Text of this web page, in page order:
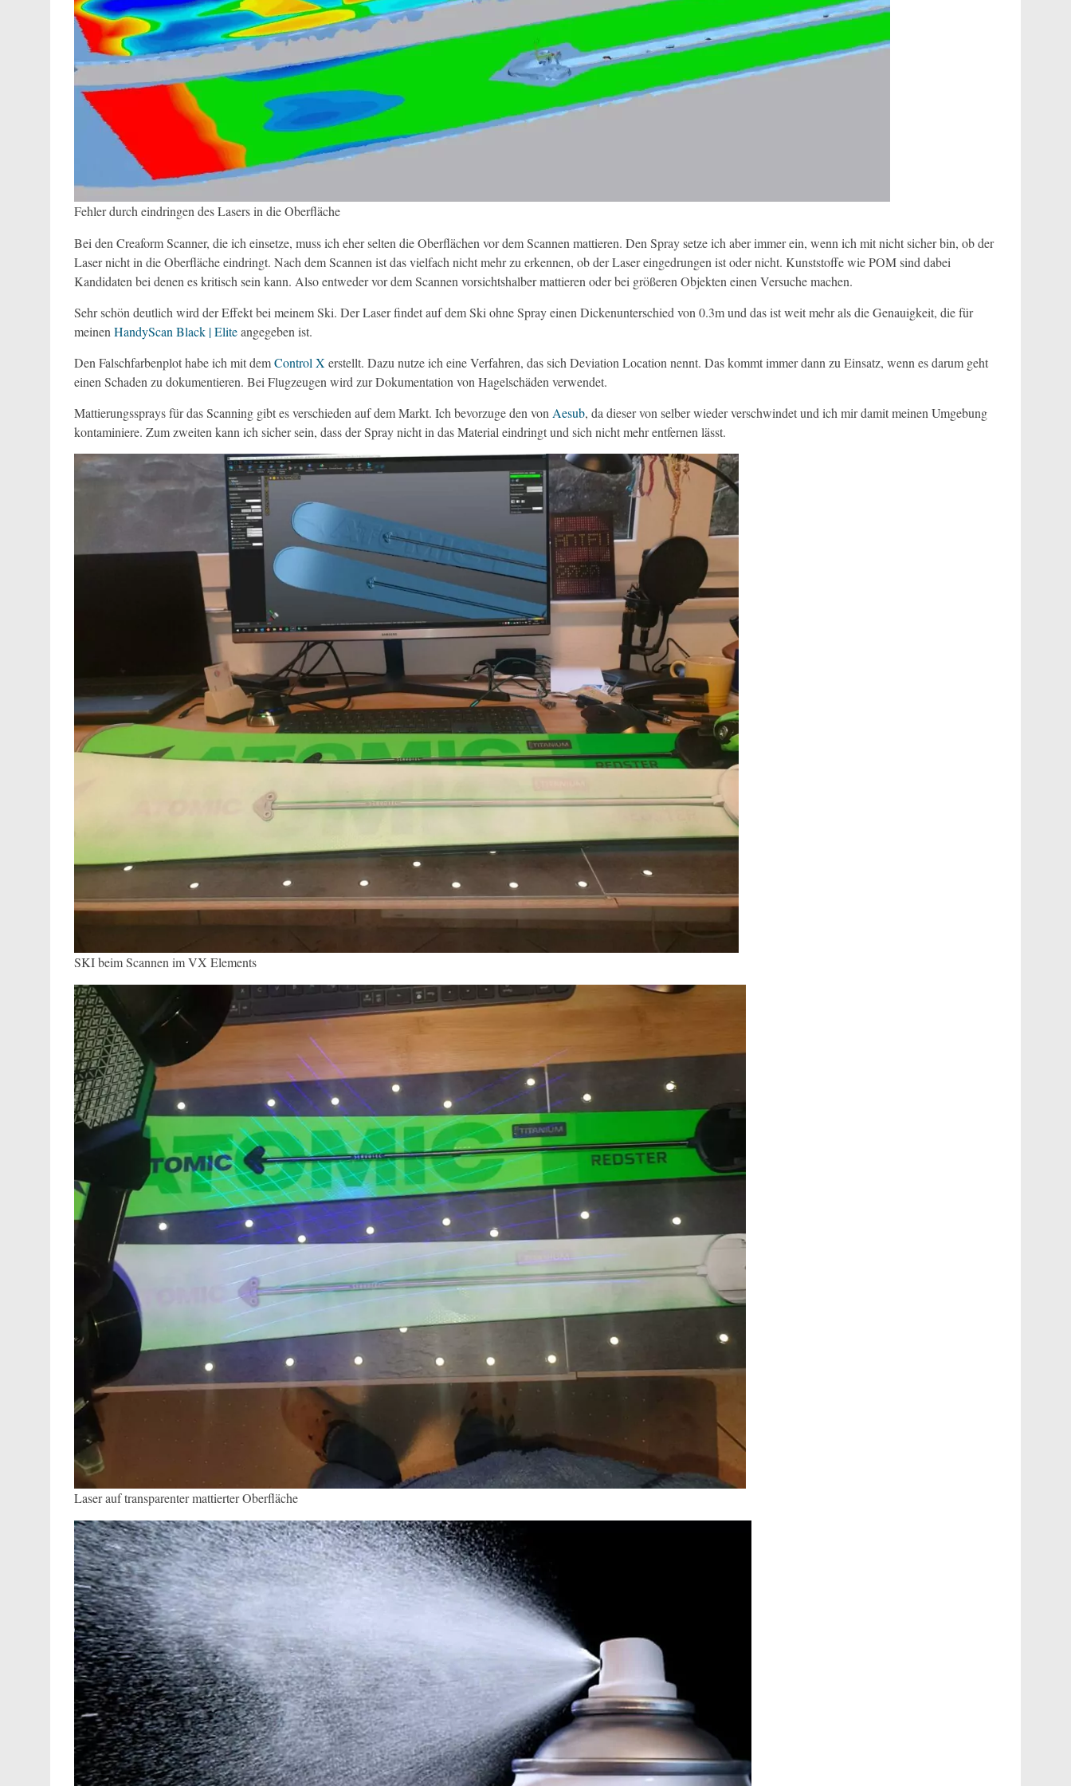
Fehler durch eindringen des Lasers in die Oberfläche
Bei den Creaform Scanner, die ich einsetze, muss ich eher selten die Oberflächen vor dem Scannen mattieren. Den Spray setze ich aber immer ein, wenn ich mit nicht sicher bin, ob der
Laser nicht in die Oberfläche eindringt. Nach dem Scannen ist das vielfach nicht mehr zu erkennen, ob der Laser eingedrungen ist oder nicht. Kunststoffe wie POM sind dabei
Kandidaten bei denen es kritisch sein kann. Also entweder vor dem Scannen vorsichtshalber mattieren oder bei größeren Objekten einen Versuche machen.
Sehr schön deutlich wird der Effekt bei meinem Ski. Der Laser findet auf dem Ski ohne Spray einen Dickenunterschied von 0.3m und das ist weit mehr als die Genauigkeit, die für
meinen HandyScan Black | Eliteangegeben ist.
Den Falschfarbenplot habe ich mit demControl X erstellt. Dazu nutze ich eine Verfahren, das sich Deviation Location nennt. Das kommt immer dann zu Einsatz, wenn es darum geht
einen Schaden zu dokumentieren. Bei Flugzeugen wird zur Dokumentation von Hagelschäden verwendet.
Mattierungssprays für das Scanning gibt es verschieden auf dem Markt. Ich bevorzuge den von Aesub, da dieser von selber wieder verschwindet und ich mir damit meinen Umgebung
kontaminiere. Zum zweiten kann ich sicher sein, dass der Spray nicht in das Material eindringt und sich nicht mehr entfernen lässt.
SKI beim Scannen im VX Elements
Laser auf transparenter mattierter Oberfläche